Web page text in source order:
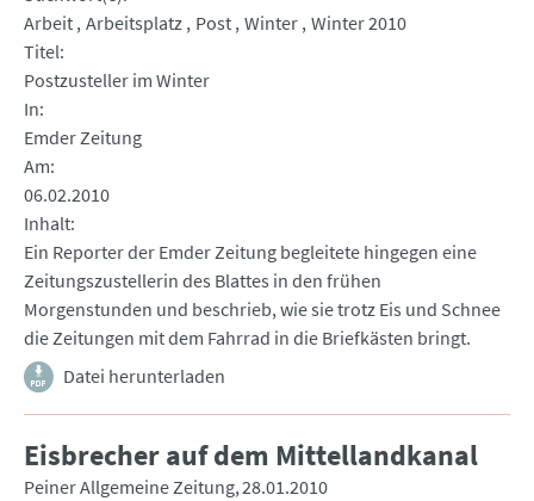
Arbeit Arbeitsplatz Post Winter Winter 2010
Titel
Postzusteller im Winter
In
Emder Zeitung
Am
06.02.2010
Inhalt
Ein Reporter der Emder Zeitung begleitete hingegen eine
Zeitungszustellerin des Blattes in den frühen
Morgenstunden und beschrieb, wie sie trotz Eis und Schnee
die Zeitungen mit dem Fahrrad in die Briefkästen bringt.
Datei herunterladen
Eisbrecher auf dem Mittellandkanal
Peiner Allgemeine Zeitung 28.01.2010